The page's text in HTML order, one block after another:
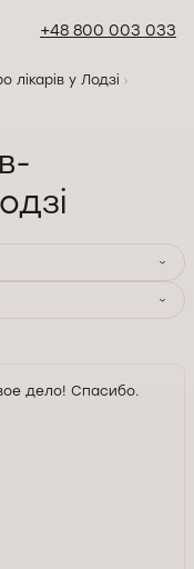
+48 800 003 033
лікарів у Лодзі
дело! Спасибо.